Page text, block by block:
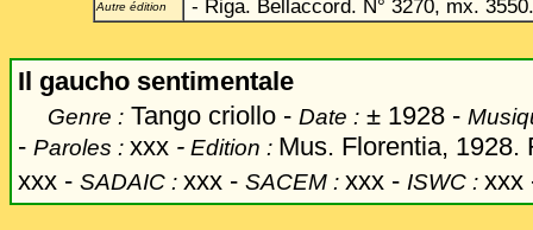
Autre édition - Riga. Bellaccord. N° 3270, mx. 3550.
Il gaucho sentimentale
Genre : Tango criollo - Date : ± 1928 -
- Paroles : xxx - Edition : Mus. Florentia, 1928.
xxx - SADAIC : xxx - SACEM : xxx - ISWC : xxx